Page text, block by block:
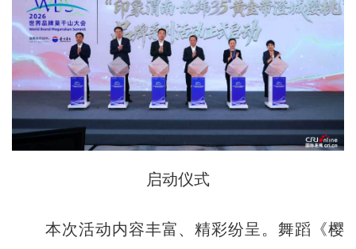
启动仪式
本次活动内容丰富、精彩纷呈。舞蹈《樱